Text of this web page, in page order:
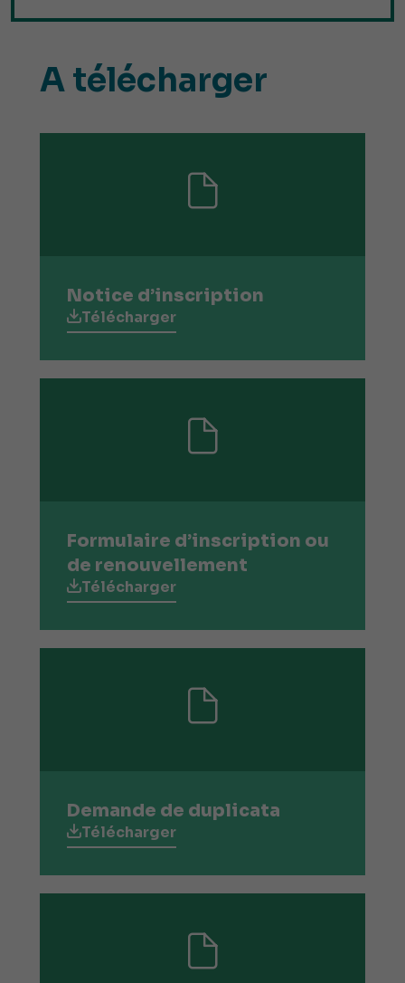
A télécharger
Notice d’inscription
Télécharger
Formulaire d’inscription ou
de renouvellement
Télécharger
Demande de duplicata
Télécharger